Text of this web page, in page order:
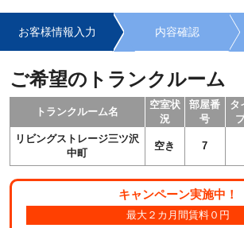
お客様情報入力 内容確認
ご希望のトランクルーム
トランクルーム名
空室状
況
部屋番
号
タ
リビングストレージ三ツ沢
中町
空き 7
キャンペーン実施中！
最大２カ月間賃料０円